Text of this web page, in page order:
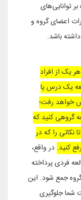
توانایی‌های
اعضای گروه و
داشته باشد.
یک از افراد
یک درس یا
خواهد رفت؛
گروهی کنید که
نکاتی را که در
کنید. در واقع،
فردی پرداخته
جمع شود. این
شما جلوگیری